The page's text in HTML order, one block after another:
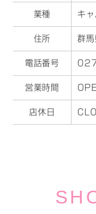
業種 キャ
住所 群
電話番号
営業時間
店休日